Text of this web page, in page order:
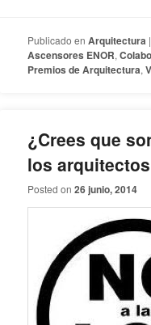
Publicado en Arquitectura |
Ascensores ENOR,
Premios de Arquitectura,
¿Crees que
los
Posted on26 junio, 2014